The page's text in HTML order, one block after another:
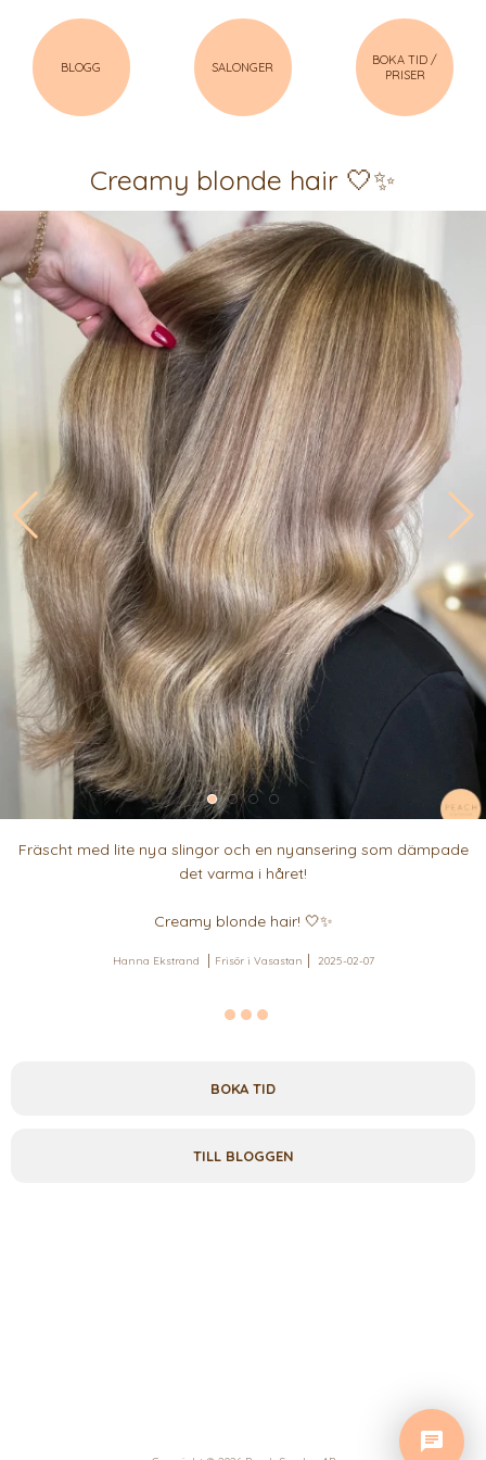
BLOGG SALONGER
BOKA TID /
PRISER
Creamy blonde hair 🤍✨
Fräscht med lite nya slingor och en nyansering som dämpade
det varma i håret!
Creamy blonde hair! 🤍✨
Hanna Ekstrand Frisör i Vasastan 2025-02-07
BOKA TID
TILL BLOGGEN